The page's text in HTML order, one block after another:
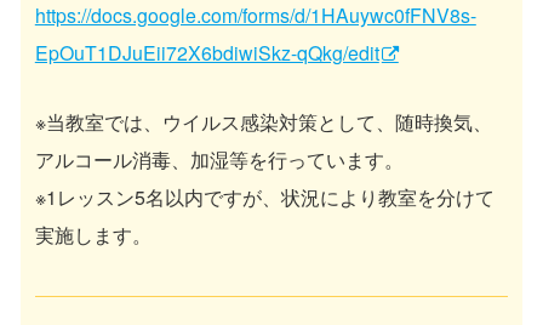
https://docs.google.com/forms/d/1HAuywc0fFNV8s-
EpOuT1DJuEii72X6bdiwiSkz-qQkg/edit
※当教室では、ウイルス感染対策として、随時換気、
アルコール消毒、加湿等を行っています。
※1レッスン5名以内ですが、状況により教室を分けて
実施します。